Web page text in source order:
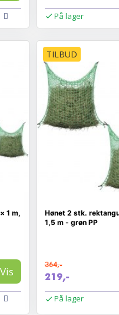
På lager
1 m,
Vis
TILBUD
Hønet 2 stk.
1,5 m - grøn PP
364,-
219,-
På lager